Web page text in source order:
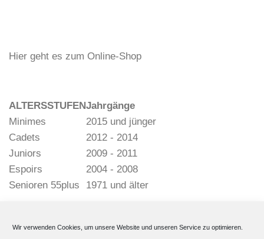
Wir verwenden Cookies, um unsere Website und unseren Service zu optimieren.
Hier geht es zum Online-Shop
ALTERSSTUFENJahrgänge
Minimes
2015 und jünger
Cadets
2012 - 2014
Juniors
2009 - 2011
Espoirs
2004 - 2008
Senioren 55plus
1971 und älter